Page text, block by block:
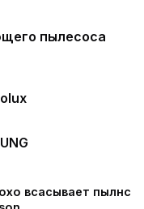
пылесоса
всасывает